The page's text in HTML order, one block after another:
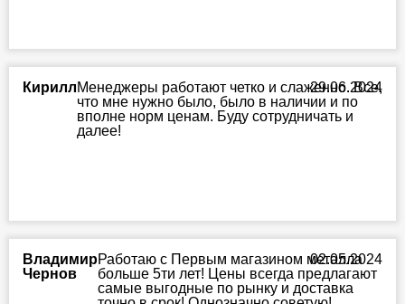
Кирилл 29.06.2024
Менеджеры работают четко и слаженно. Все,
что мне нужно было, было в наличии и по
вполне норм ценам. Буду сотрудничать и
далее!
Владимир
Чернов
02.05.2024
Работаю с Первым магазином металла
больше 5ти лет! Цены всегда предлагают
самые выгодные по рынку и доставка